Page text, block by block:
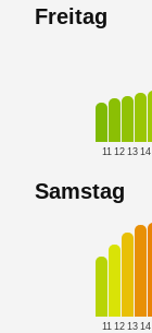
Freitag
11 12 13 14
Samstag
11 12 13 14